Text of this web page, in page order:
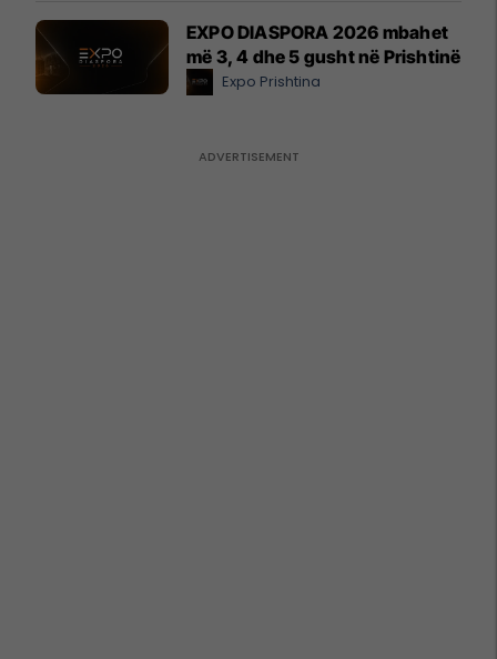
EXPO DIASPORA 2026 mbahet
më 3, 4 dhe 5 gusht në Prishtinë
Expo Prishtina